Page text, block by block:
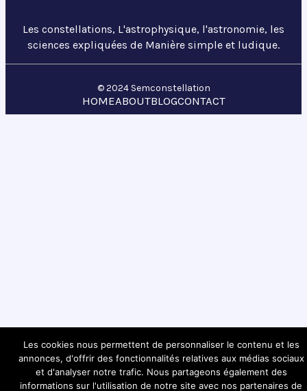
Les constellations, L'astrophysique, l'astronomie, les
sciences expliquées de Manière simple et ludique.
© 2024 Semconstellation
HOMEABOUTBLOGCONTACT
Les cookies nous permettent de personnaliser le contenu et les
annonces, d'offrir des fonctionnalités relatives aux médias sociaux
et d'analyser notre trafic. Nous partageons également des
informations sur l'utilisation de notre site avec nos partenaires de